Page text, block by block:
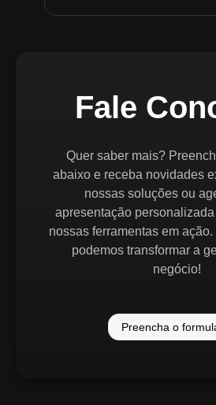
Fale
Quer saber mais?
abaixo e receba novidades
nossas soluções ou
apresentação
nossas ferramentas em
podemos transformar a
negócio!
Preencha o